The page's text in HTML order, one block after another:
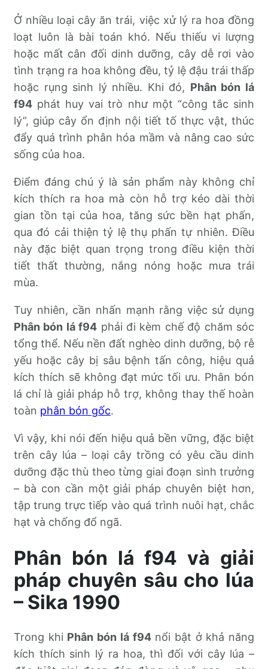
Ở nhiều loại cây ăn trái, việc xử lý ra hoa đồng
loạt luôn là bài toán khó. Nếu thiếu vi lượng
hoặc mất cân đối dinh dưỡng, cây dễ rơi vào
tình trạng ra hoa không đều, tỷ lệ đậu trái thấp
hoặc rụng sinh lý nhiều. Khi đó, Phân bón lá
f94 phát huy vai trò như một “công tắc sinh
lý”, giúp cây ổn định nội tiết tố thực vật, thúc
đẩy quá trình phân hóa mầm và nâng cao sức
sống của hoa.
Điểm đáng chú ý là sản phẩm này không chỉ
kích thích ra hoa mà còn hỗ trợ kéo dài thời
gian tồn tại của hoa, tăng sức bền hạt phấn,
qua đó cải thiện tỷ lệ thụ phấn tự nhiên. Điều
này đặc biệt quan trọng trong điều kiện thời
tiết thất thường, nắng nóng hoặc mưa trái
mùa.
Tuy nhiên, cần nhấn mạnh rằng việc sử dụng
Phân bón lá f94 phải đi kèm chế độ chăm sóc
tổng thể. Nếu nền đất nghèo dinh dưỡng, bộ rễ
yếu hoặc cây bị sâu bệnh tấn công, hiệu quả
kích thích sẽ không đạt mức tối ưu. Phân bón
lá chỉ là giải pháp hỗ trợ, không thay thế hoàn
toàn phân bón gốc.
Vì vậy, khi nói đến hiệu quả bền vững, đặc biệt
trên cây lúa – loại cây trồng có yêu cầu dinh
dưỡng đặc thù theo từng giai đoạn sinh trưởng
– bà con cần một giải pháp chuyên biệt hơn,
tập trung trực tiếp vào quá trình nuôi hạt, chắc
hạt và chống đổ ngã.
Phân bón lá f94 và giải
pháp chuyên sâu cho lúa
– Sika 1990
Trong khi Phân bón lá f94nổi bật ở khả năng
kích thích sinh lý ra hoa, thì đối với cây lúa –